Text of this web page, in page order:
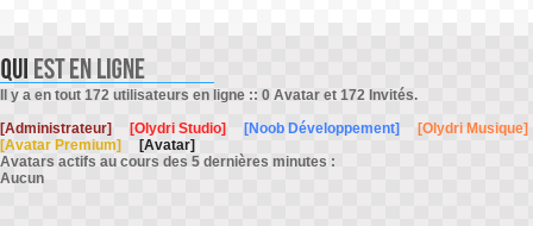
Il y a en tout 172 utilisateurs en ligne :: 0 Avatar et 172 Invités.
[Administrateur]
[Olydri Studio] [Noob Développement]
[Olydri Musique]
[Avatar Premium]
[Avatar]
Avatars actifs au cours des 5 dernières minutes :
Aucun